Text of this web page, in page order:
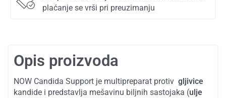
plaćanje se vrši pri preuzimanju
Opis proizvoda
NOW Candida Support je multipreparat protiv gljivice
kandide i predstavlja mešavinu biljnih sastojaka (ulje